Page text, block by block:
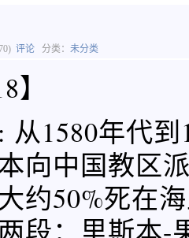
评论 分类： 未分类
】
从1580年代
向中国教区
约50%死在